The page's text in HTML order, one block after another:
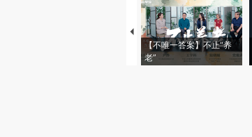
【不唯一答案】不止“养
老”